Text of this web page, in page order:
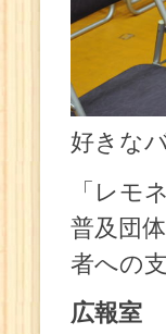
好きな
「レモ
普及団
者への
広報室